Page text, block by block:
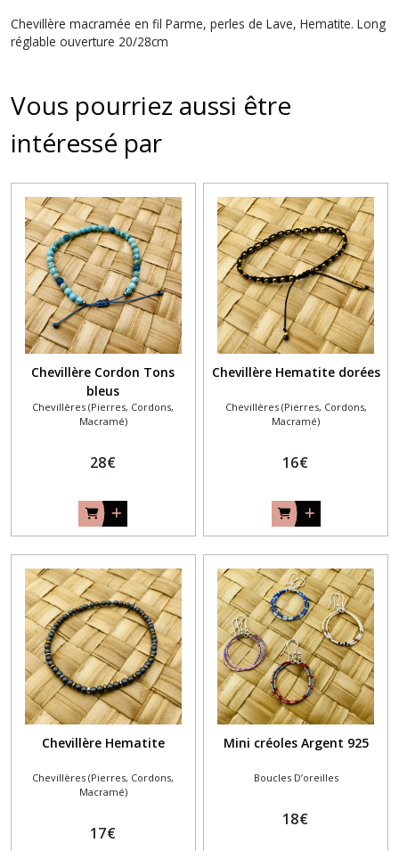
Chevillère macramée en fil Parme, perles de Lave, Hematite. Long
réglable ouverture 20/28cm
Vous pourriez aussi être
intéressé par
Chevillère Cordon Tons
bleus
Chevillères (Pierres, Cordons,
Macramé)
28€
Chevillère Hematite dorées
Chevillères (Pierres, Cordons,
Macramé)
16€
Chevillère Hematite
Chevillères (Pierres, Cordons,
Macramé)
17€
Mini créoles Argent 925
Boucles D’oreilles
18€